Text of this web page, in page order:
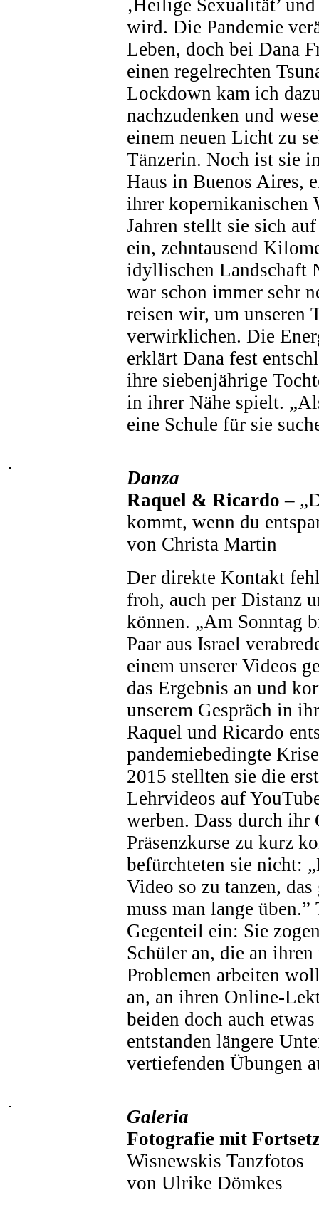
‚Heilige Sexualität’
wird. Die Pandemie
Leben, doch bei Dana
einen regelrechten
Lockdown kam ich
nachzudenken und
einem neuen Licht zu
Tänzerin. Noch ist sie
Haus in Buenos Aires,
ihrer kopernikanischen
Jahren stellt sie sich
ein, zehntausend
idyllischen Landschaft
war schon immer sehr
reisen wir, um unseren
verwirklichen. Die
erklärt Dana fest
ihre siebenjährige
in ihrer Nähe spielt.
eine Schule für sie
Danza
Raquel & Ricardo –
kommt, wenn du
von Christa Martin
Der direkte Kontakt
froh, auch per Distanz
können. „Am Sonntag
Paar aus Israel
einem unserer Videos
das Ergebnis an und
unserem Gespräch in
Raquel und Ricardo
pandemiebedingte
2015 stellten sie die
Lehrvideos auf
werben. Dass durch ihr
Präsenzkurse zu kurz
befürchteten sie nicht:
Video so zu tanzen,
muss man lange
Gegenteil ein: Sie
Schüler an, die an
Problemen arbeiten
an, an ihren Online-
beiden doch auch
entstanden längere
vertiefenden Übungen
Galeria
Fotografie mit
Wisnewskis Tanzfotos
von Ulrike Dömkes